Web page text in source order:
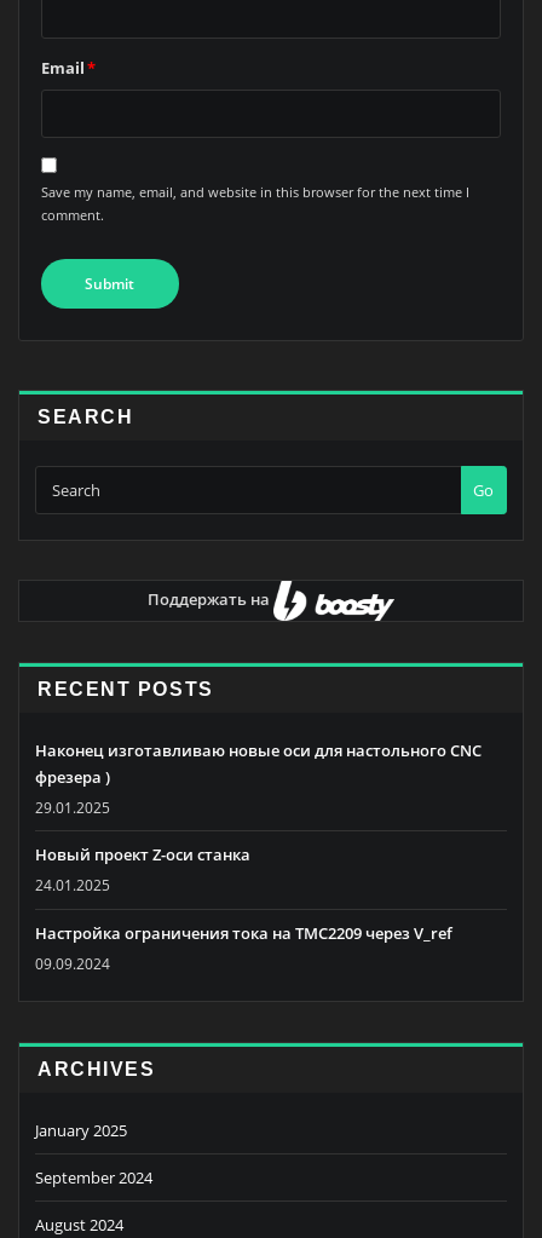
Email*
Save my name, email, and website in this browser for the next time I
comment.
SEARCH
Go
Поддержать на
RECENT POSTS
Наконец изготавливаю новые оси для настольного CNC
фрезера )
29.01.2025
Новый проект Z-оси станка
24.01.2025
Настройка ограничения тока на TMC2209 через V_ref
09.09.2024
ARCHIVES
January 2025
September 2024
August 2024